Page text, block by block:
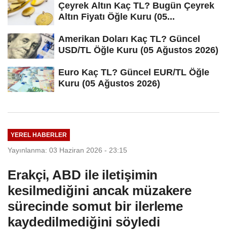
Çeyrek Altın Kaç TL? Bugün Çeyrek
Altın Fiyatı Öğle Kuru (05...
Amerikan Doları Kaç TL? Güncel
USD/TL Öğle Kuru (05 Ağustos 2026)
Euro Kaç TL? Güncel EUR/TL Öğle
Kuru (05 Ağustos 2026)
YEREL HABERLER
Yayınlanma: 03 Haziran 2026 - 23:15
Erakçi, ABD ile iletişimin
kesilmediğini ancak müzakere
sürecinde somut bir ilerleme
kaydedilmediğini söyledi